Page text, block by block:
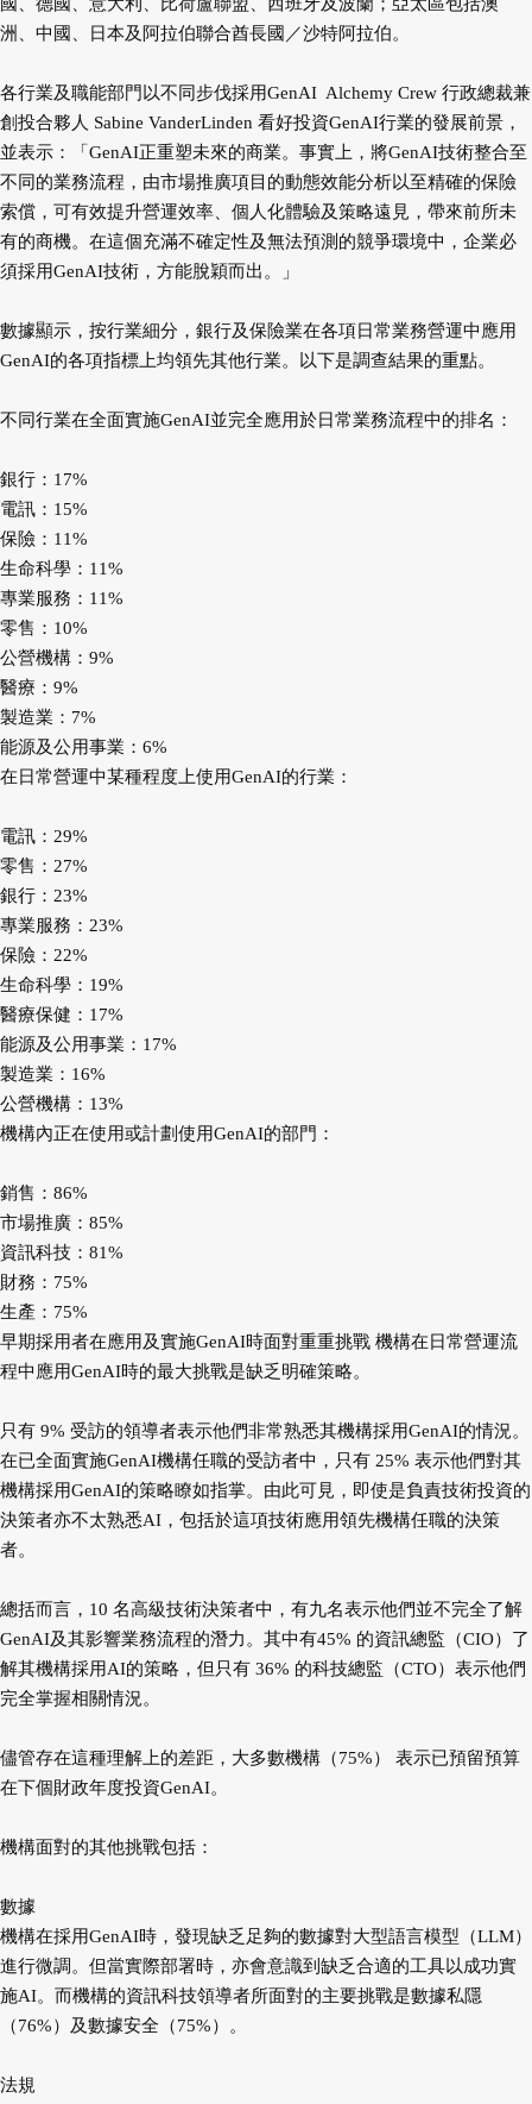
洲、中國、日本及阿拉伯聯合酋長國／沙特阿拉伯。
各行業及職能部門以不同步伐採用GenAI Alchemy Crew 行政總裁兼
創投合夥人 Sabine VanderLinden 看好投資GenAI行業的發展前景，
並表示：「GenAI正重塑未來的商業。事實上，將GenAI技術整合至
不同的業務流程，由市場推廣項目的動態效能分析以至精確的保險
索償，可有效提升營運效率、個人化體驗及策略遠見，帶來前所未
有的商機。在這個充滿不確定性及無法預測的競爭環境中，企業必
須採用GenAI技術，方能脫穎而出。」
數據顯示，按行業細分，銀行及保險業在各項日常業務營運中應用
GenAI的各項指標上均領先其他行業。以下是調查結果的重點。
不同行業在全面實施GenAI並完全應用於日常業務流程中的排名：
銀行：17%
電訊：15%
保險：11%
生命科學：11%
專業服務：11%
零售：10%
公營機構：9%
醫療：9%
製造業：7%
能源及公用事業：6%
在日常營運中某種程度上使用GenAI的行業：
電訊：29%
零售：27%
銀行：23%
專業服務：23%
保險：22%
生命科學：19%
醫療保健：17%
能源及公用事業：17%
製造業：16%
公營機構：13%
機構內正在使用或計劃使用GenAI的部門：
銷售：86%
市場推廣：85%
資訊科技：81%
財務：75%
生產：75%
早期採用者在應用及實施GenAI時面對重重挑戰 機構在日常營運流
程中應用GenAI時的最大挑戰是缺乏明確策略。
只有 9% 受訪的領導者表示他們非常熟悉其機構採用GenAI的情況。
在已全面實施GenAI機構任職的受訪者中，只有 25% 表示他們對其
機構採用GenAI的策略瞭如指掌。由此可見，即使是負責技術投資的
決策者亦不太熟悉AI，包括於這項技術應用領先機構任職的決策
者。
總括而言，10 名高級技術決策者中，有九名表示他們並不完全了解
GenAI及其影響業務流程的潛力。其中有45% 的資訊總監（CIO）了
解其機構採用AI的策略，但只有 36% 的科技總監（CTO）表示他們
完全掌握相關情況。
儘管存在這種理解上的差距，大多數機構（75%） 表示已預留預算
在下個財政年度投資GenAI。
機構面對的其他挑戰包括：
數據
機構在採用GenAI時，發現缺乏足夠的數據對大型語言模型（LLM）
進行微調。但當實際部署時，亦會意識到缺乏合適的工具以成功實
施AI。而機構的資訊科技領導者所面對的主要挑戰是數據私隱
（76%）及數據安全（75%）。
法規